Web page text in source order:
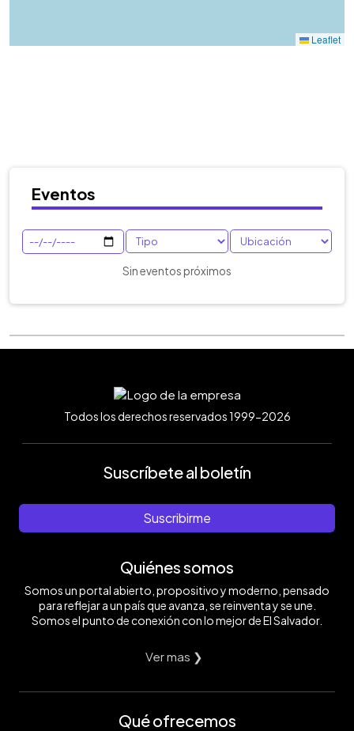
Eventos
Sin eventos próximos
Todos los derechos reservados 1999-2026
Suscríbete al boletín
Suscribirme
Quiénes somos
Somos un portal abierto, propositivo y moderno, pensado
para reflejar a un país que avanza, se reinventa y se une.
Somos el punto de conexión con lo mejor de El Salvador.
Ver mas ❯
Qué ofrecemos